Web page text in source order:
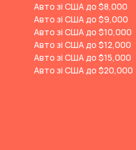
Авто зі США до $8,000
Авто зі США до $9,000
Авто зі США до $10,000
Авто зі США до $12,000
Авто зі США до $15,000
Авто зі США до $20,000